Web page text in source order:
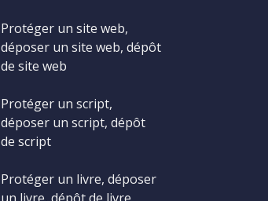
Protéger un site web,
déposer un site web, dépôt
de site web
Protéger un script,
déposer un script, dépôt
de script
Protéger un livre, déposer